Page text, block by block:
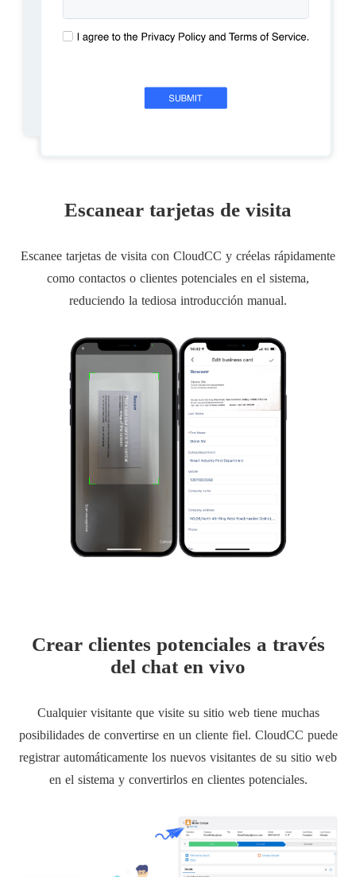
Escanear tarjetas de visita
Escanee tarjetas de visita con CloudCC y créelas rápidamente
como contactos o clientes potenciales en el sistema,
reduciendo la tediosa introducción manual.
Crear clientes potenciales a través
del chat en vivo
Cualquier visitante que visite su sitio web tiene muchas
posibilidades de convertirse en un cliente fiel. CloudCC puede
registrar automáticamente los nuevos visitantes de su sitio web
en el sistema y convertirlos en clientes potenciales.